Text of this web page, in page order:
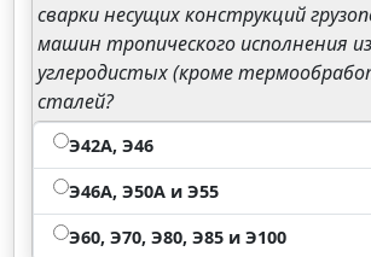
сварки несущих конструкций
машин тропического исполнения из
углеродистых (кроме
сталей?
Э42А, Э46
Э46А, Э50А и Э55
Э60, Э70, Э80, Э85 и Э100